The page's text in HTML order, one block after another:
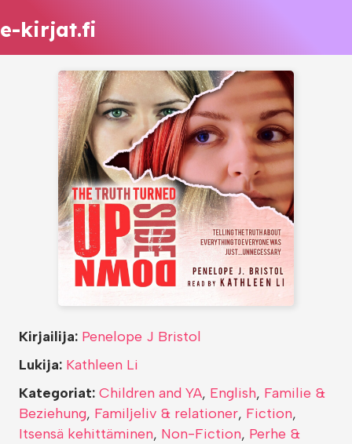
e-kirjat.fi
Kirjailija: Penelope J Bristol
Lukija: Kathleen Li
Kategoriat: Children and YA, English, Familie &
Beziehung, Familjeliv & relationer, Fiction,
Itsensä kehittäminen, Non-Fiction, Perhe &